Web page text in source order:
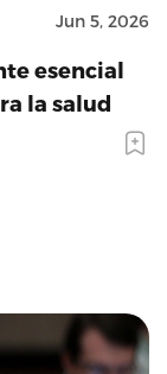
Jun 5, 2026
esencial
la salud